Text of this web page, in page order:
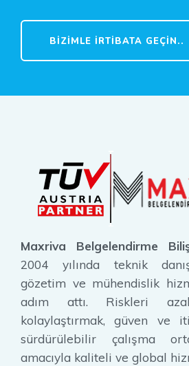
BIZIMLE İRTIBATA GEÇIN..
Maxriva Belgelendirme
2004 yılında teknik
gözetim ve mühendislik
adım attı. Riskleri
kolaylaştırmak, güven ve
sürdürülebilir çalışma
amacıyla kaliteli ve global